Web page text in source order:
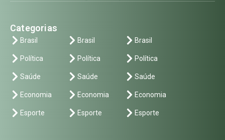
Categorias
Brasil
Política
Saúde
Economia
Esporte
Brasil
Política
Saúde
Economia
Esporte
Brasil
Política
Saúde
Economia
Esporte